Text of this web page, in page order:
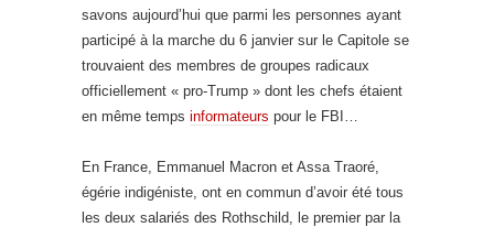
savons aujourd’hui que parmi les personnes ayant
participé à la marche du 6 janvier sur le Capitole se
trouvaient des membres de groupes radicaux
officiellement « pro-Trump » dont les chefs étaient
en même temps informateurs pour le FBI…
En France, Emmanuel Macron et Assa Traoré,
égérie indigéniste, ont en commun d’avoir été tous
les deux salariés des Rothschild, le premier par la